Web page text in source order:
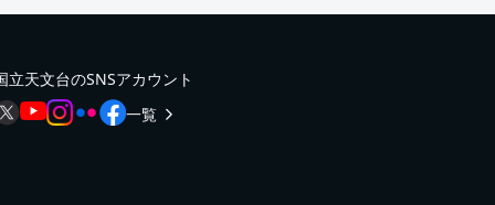
立天文台のSNSアカウント
一覧